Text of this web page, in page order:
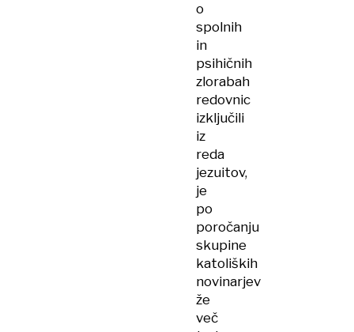
o
spolnih
in
psihičnih
zlorabah
redovnic
izključili
iz
reda
jezuitov,
je
po
poročanju
skupine
katoliških
novinarjev
že
več